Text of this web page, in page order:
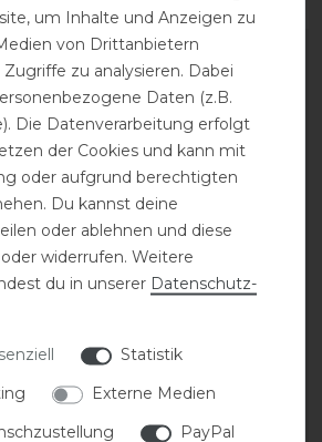
-20%
Eskadron Classic Sports
statt 49,95 €
39,96 € *
1 Paar
um Inhalte und Anzeigen zu
von Drittanbietern
zu analysieren. Dabei
Daten (z.B.
Die Datenverarbeitung erfolgt
der Cookies und kann mit
oder aufgrund berechtigten
Du kannst deine
oder ablehnen und diese
widerrufen. Weitere
du in unserer Daten­schutz­
Statistik
Externe Medien
PayPal